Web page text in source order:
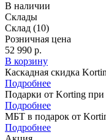
В наличии
Склады
Склад (10)
Розничная цена
52 990 р.
В корзину
Каскадная скидка
Подробнее
Подарки от Korting при
Подробнее
МБТ в подарок от
Подробнее